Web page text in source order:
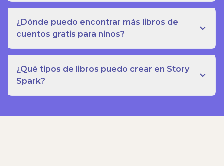
¿Dónde puedo encontrar más libros de
cuentos gratis para niños?
¿Qué tipos de libros puedo crear en Story
Spark?